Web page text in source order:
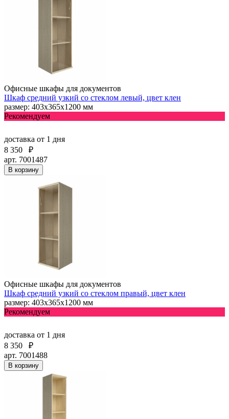
Офисные шкафы для документов
Шкаф средний узкий со стеклом левый, цвет клен
размер: 403х365х1200 мм
Рекомендуем
доставка от 1 дня
8 350
₽
арт. 7001487
В корзину
Офисные шкафы для документов
Шкаф средний узкий со стеклом правый, цвет клен
размер: 403х365х1200 мм
Рекомендуем
доставка от 1 дня
8 350
₽
арт. 7001488
В корзину